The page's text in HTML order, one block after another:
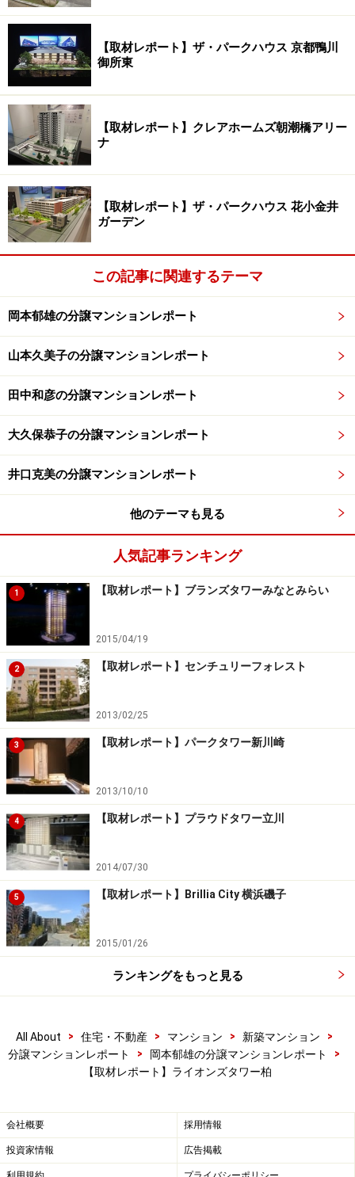
井柏店なども商店街の先にあり回遊性を高めています。
商店街を抜けると、「柏」駅の南口に抜ける
柏二番街商店会の中を進むと、「柏駅東口Ｄ街区第一種
市街地再開発事業」の開発地が見えてきます。すぐそば
に商店街のモールがあるため、この距離なら雨の日もほ
とんど濡れずに駅へアクセスできそうです。平日なのに
多くの人がいてこのあたりはとても賑やかでした。
「柏駅東口Ｄ街区第一種市街地再開発事業」は、ＪＲ常
0.8haの街区です。1987年に「再開発研究会」がスター
ト。2002年に「準備組合」設立を経て今回のプロジェク
１、2階に商業施設 3階に柏市運営予定の
文化交流施設 4階からが住宅に
歩道の整備や道路を拡幅 地域の活性化を
促す
同開発は、南通りを挟んで南側の敷地に商業施設と駐車
場などが入る地上6階建ての建物と27階建てのタワーマ
ンションがつくられます。タワー棟の1、2階には商業施
設、3階には柏市が運営予定の文化交流施設がつくられ
ます。4階以上は住宅となり参加組合員でもある大京が
分譲します。
「柏駅東口Ｄ街区第一種市街地再開発事業」のタワー棟の建
設地。すぐそばに柏二番街商店会のアーケードが
建物の設計・施工は、竹中工務店が行います。同社は、
豊富な免震構造の建物の施工実績があり、タワー棟であ
るライオンズタワー柏には、同社の免震構造などの技術
が採用されます。
この事業によって、道路の拡幅や歩道の整備が行われま
す。商業テナントなども低層階に入るので、街の賑わい
がさらに期待できそうです。また、ライオンズタワー柏
の南側に位置する建物は6階建てなので、南方面の開放
感が将来的に維持されやすいのも住戸としては魅力だと
次のページでは、商品企画やモデルルームを紹介しま
※記事内容は執筆時点のものです。最新の内容をご確認くださ
【取材レポート】ザ・パークハウス 京都鴨川
御所東
【取材レポート】クレアホームズ朝潮橋アリー
ナ
【取材レポート】ザ・パークハウス 花小金井
ガーデン
この記事に関連するテーマ
岡本郁雄の分譲マンションレポート
山本久美子の分譲マンションレポート
田中和彦の分譲マンションレポート
大久保恭子の分譲マンションレポート
井口克美の分譲マンションレポート
他のテーマも見る
人気記事ランキング
1 【取材レポート】ブランズタワーみなとみらい
2015/04/19
2 【取材レポート】センチュリーフォレスト
2013/02/25
3 【取材レポート】パークタワー新川崎
2013/10/10
4 【取材レポート】プラウドタワー立川
2014/07/30
5 【取材レポート】Brillia City 横浜磯子
2015/01/26
ランキングをもっと見る
All About > 住宅・不動産 > マンション > 新築マンション
>
分譲マンションレポート
> 岡本郁雄の分譲マンションレポート
>
【取材レポート】ライオンズタワー柏
会社概要 採用情報
投資家情報 広告掲載